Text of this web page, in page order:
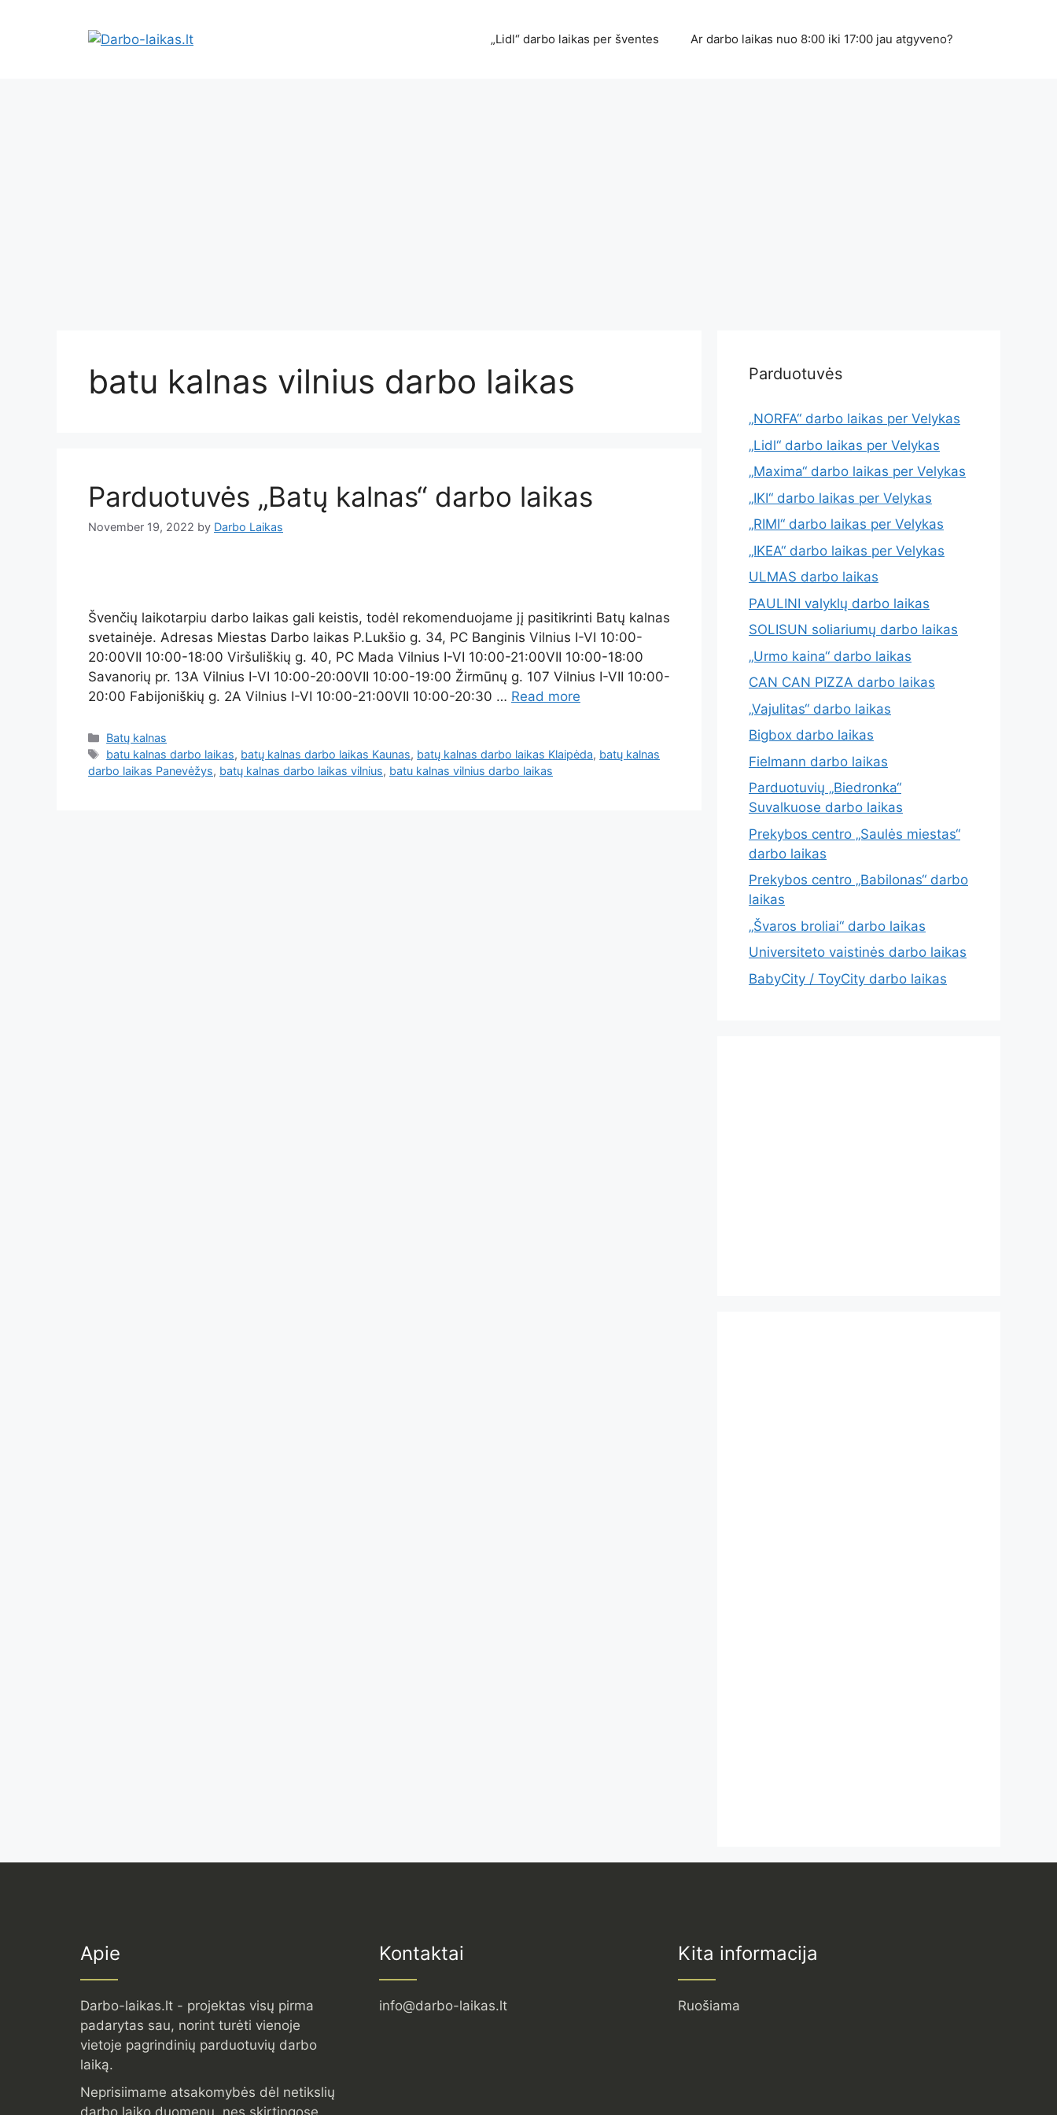
„Lidl“ darbo laikas per šventes Ar darbo laikas nuo 8:00 iki 17:00 jau atgyveno?
batu kalnas vilnius darbo laikas
Parduotuvės „Batų kalnas“ darbo laikas
November 19, 2022 by Darbo Laikas
Švenčių laikotarpiu darbo laikas gali keistis, todėl rekomenduojame jį pasitikrinti Batų kalnas
svetainėje. Adresas Miestas Darbo laikas P.Lukšio g. 34, PC Banginis Vilnius I-VI 10:00-
20:00VII 10:00-18:00 Viršuliškių g. 40, PC Mada Vilnius I-VI 10:00-21:00VII 10:00-18:00
Savanorių pr. 13A Vilnius I-VI 10:00-20:00VII 10:00-19:00 Žirmūnų g. 107 Vilnius I-VII 10:00-
20:00 Fabijoniškių g. 2A Vilnius I-VI 10:00-21:00VII 10:00-20:30 … Read more
Batų kalnas
batu kalnas darbo laikas, batų kalnas darbo laikas Kaunas, batų kalnas darbo laikas Klaipėda, batų kalnas
darbo laikas Panevėžys, batų kalnas darbo laikas vilnius, batu kalnas vilnius darbo laikas
Parduotuvės
„NORFA“ darbo laikas per Velykas
„Lidl“ darbo laikas per Velykas
„Maxima“ darbo laikas per Velykas
„IKI“ darbo laikas per Velykas
„RIMI“ darbo laikas per Velykas
„IKEA“ darbo laikas per Velykas
ULMAS darbo laikas
PAULINI valyklų darbo laikas
SOLISUN soliariumų darbo laikas
„Urmo kaina“ darbo laikas
CAN CAN PIZZA darbo laikas
„Vajulitas“ darbo laikas
Bigbox darbo laikas
Fielmann darbo laikas
Parduotuvių „Biedronka“
Suvalkuose darbo laikas
Prekybos centro „Saulės miestas“
darbo laikas
Prekybos centro „Babilonas“ darbo
laikas
„Švaros broliai“ darbo laikas
Universiteto vaistinės darbo laikas
BabyCity / ToyCity darbo laikas
Apie
Darbo-laikas.lt - projektas visų pirma
padarytas sau, norint turėti vienoje
vietoje pagrindinių parduotuvių darbo
laiką.
Neprisiimame atsakomybės dėl netikslių
darbo laiko duomenų, nes skirtingose
Kontaktai
info@darbo-laikas.lt
Kita informacija
Ruošiama